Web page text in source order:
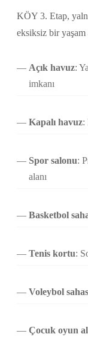
KÖY 3. Etap,
eksiksiz bir yaşam
Açık havuz:
imkanı
Kapalı havuz:
Spor salonu:
alanı
Basketbol
Tenis kortu:
Voleybol
Çocuk oyun